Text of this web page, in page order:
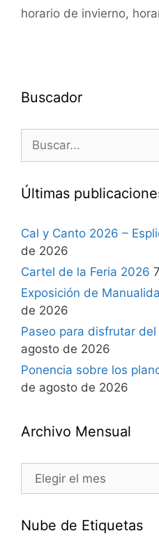
horario de invierno,
Buscador
Últimas
Cal y Canto 2026 –
de 2026
Cartel de la Feria 2026
Exposición de
de 2026
Paseo para disfrutar del
agosto de 2026
Ponencia sobre los
de agosto de 2026
Archivo Mensual
Nube de Etiquetas